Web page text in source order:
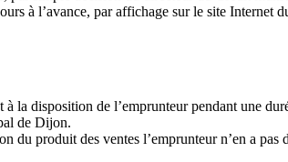
à l’avance, par affichage sur le site Internet
la disposition de l’emprunteur pendant une
de Dijon.
du produit des ventes l’emprunteur n’en a pas